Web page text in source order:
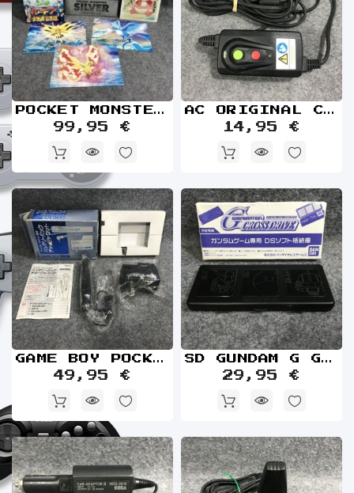
POCKET MONSTERS SILVER SPECIAL POST CARD NINTENDO GAME BOY COLOR GBC
99,95 €
AC ORIGINAL CON PROTECCION MICROSOFT XBOX
14,95 €
GAME BOY POCKET BATTERY+CARGADOR JAP NINTENDO GAME BOY
49,95 €
SD GUNDAM G GENERATION CROSS CARD CASE NINTENDO DS
29,95 €